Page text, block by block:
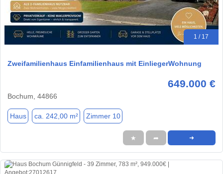
1 / 17
Zweifamilienhaus Einfamilienhaus mit EinliegerWohnung
649.000 €
Bochum, 44866
Haus ca. 242,00 m² Zimmer 10
★ ➦ ➜